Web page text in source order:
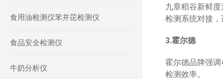
九章稻谷新鲜
检测系统对接
3.霍尔德
霍尔德品牌强
检测效率。
食用油检测仪苯并芘检测仪
食品安全检测仪
牛奶分析仪